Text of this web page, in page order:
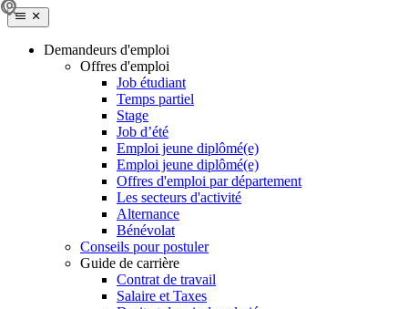
Demandeurs d'emploi
Offres d'emploi
Job étudiant
Temps partiel
Stage
Job d’été
Emploi jeune diplômé(e)
Emploi jeune diplômé(e)
Offres d'emploi par département
Les secteurs d'activité
Alternance
Bénévolat
Conseils pour postuler
Guide de carrière
Contrat de travail
Salaire et Taxes